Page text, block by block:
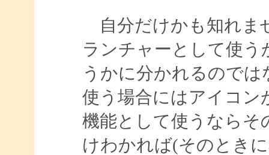
自分だけかも知れま
ランチャーとして使
うかに分かれるので
使う場合にはアイコン
機能として使うならそ
けわかれば(そのとき